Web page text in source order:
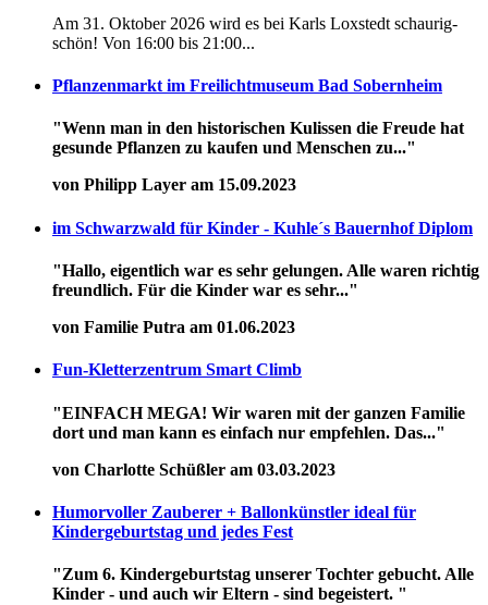
Am 31. Oktober 2026 wird es bei Karls Loxstedt schaurig-
schön! Von 16:00 bis 21:00...
Pflanzenmarkt im Freilichtmuseum Bad Sobernheim
"Wenn man in den historischen Kulissen die Freude hat
gesunde Pflanzen zu kaufen und Menschen zu..."
von Philipp Layer am 15.09.2023
im Schwarzwald für Kinder - Kuhle´s Bauernhof Diplom
"Hallo, eigentlich war es sehr gelungen. Alle waren richtig
freundlich. Für die Kinder war es sehr..."
von Familie Putra am 01.06.2023
Fun-Kletterzentrum Smart Climb
"EINFACH MEGA! Wir waren mit der ganzen Familie
dort und man kann es einfach nur empfehlen. Das..."
von Charlotte Schüßler am 03.03.2023
Humorvoller Zauberer + Ballonkünstler ideal für
Kindergeburtstag und jedes Fest
"Zum 6. Kindergeburtstag unserer Tochter gebucht. Alle
Kinder - und auch wir Eltern - sind begeistert. "